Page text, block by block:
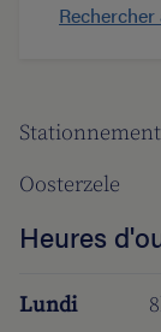
Stationnement
Oosterzele
Heures
Lundi